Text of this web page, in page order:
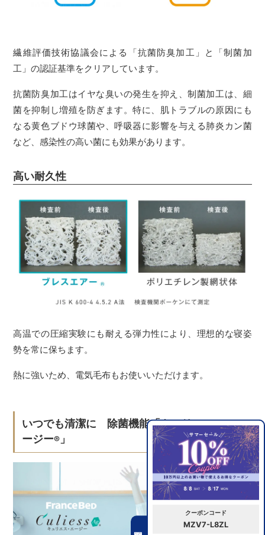
クーポンコード
MZV7-L8ZL
繊維評価技術協議会による「抗菌防臭加工」と「制菌加
工」の認証基準をクリアしています。
抗菌防臭加工はイヤな臭いの発生を抑え、制菌加工は、細
菌を抑制し増殖を防ぎます。特に、肌トラブルの原因にも
なる黄色ブドウ球菌や、呼吸器に影響を与える肺炎カン菌
など、感染性の高い菌にも効果があります。
高い耐久性
高温での圧縮実験にも耐える弾力性により、理想的な寝姿
勢を常に保ちます。
熱に強いため、電気毛布もお使いいただけます。
いつでも清潔に 除菌機能「キュリエス・エ
ージー®」